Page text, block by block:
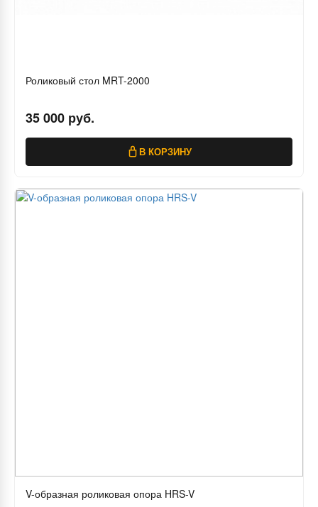
Роликовый стол MRT-2000
35 000 руб.
В КОРЗИНУ
V-образная роликовая опора HRS-V